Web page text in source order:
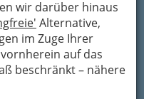
wir darüber hinaus
Alternative,
im Zuge Ihrer
auf das
beschränkt – nähere
- der
von myToys